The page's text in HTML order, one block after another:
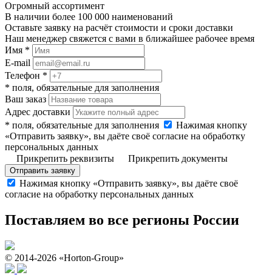
Огромный ассортимент
В наличии более 100 000 наименований
Оставьте заявку на расчёт стоимости и сроки доставки
Наш менеджер свяжется с вами в ближайшее рабочее время
Имя *
E-mail
Телефон *
* поля, обязательные для заполнения
Ваш заказ
Адрес доставки
* поля, обязательные для заполнения
Нажимая кнопку
«Отправить заявку», вы даёте своё согласие на обработку
персональных данных
Прикрепить реквизиты
Прикрепить документы
Отправить заявку
Нажимая кнопку «Отправить заявку», вы даёте своё
согласие на обработку персональных данных
Поставляем во все регионы России
© 2014-2026 «Horton-Group»